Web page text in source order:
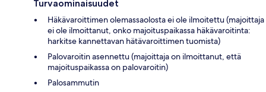
Turvaominaisuudet
Häkävaroittimen olemassaolosta ei ole ilmoitettu (majoittaja
ei ole ilmoittanut, onko majoituspaikassa häkävaroitinta:
harkitse kannettavan hätävaroittimen tuomista)
Palovaroitin asennettu (majoittaja on ilmoittanut, että
majoituspaikassa on palovaroitin)
Palosammutin